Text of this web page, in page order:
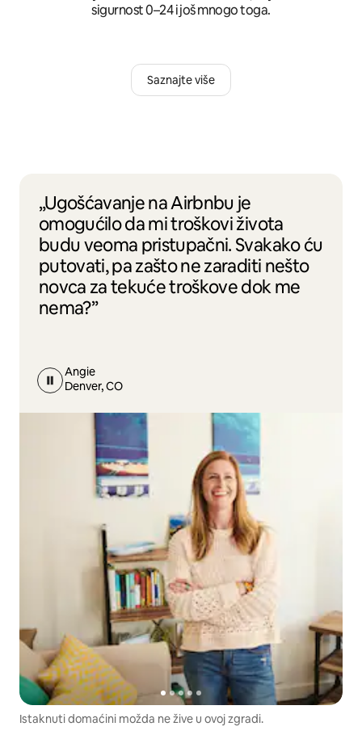
sigurnost 0–24 i još mnogo toga.
Saznajte više
„Ugošćavanje na Airbnbu je
omogućilo da mi troškovi života
budu veoma pristupačni. Svakako ću
putovati, pa zašto ne zaraditi nešto
novca za tekuće troškove dok me
nema?”
Angie
Denver, CO
Istaknuti domaćini možda ne žive u ovoj zgradi.